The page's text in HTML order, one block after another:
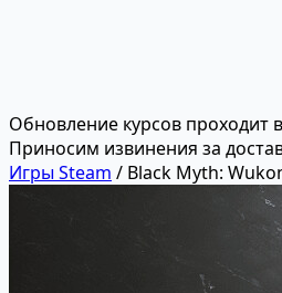
Обновление курсов проходит
Приносим извинения за
Игры Steam / Black Myth: